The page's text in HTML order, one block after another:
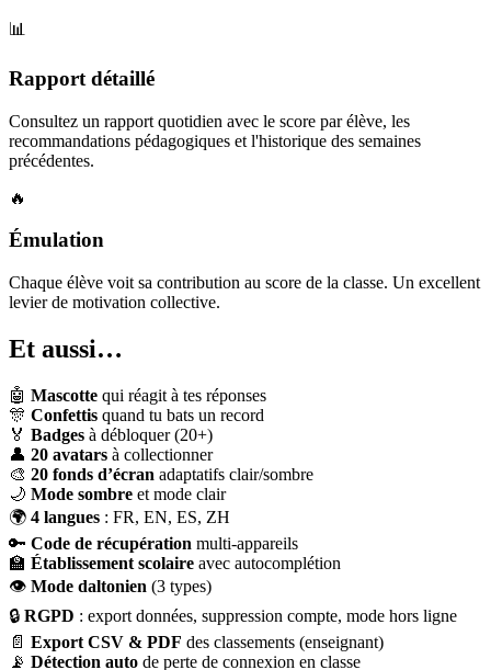
📊
Rapport détaillé
Consultez un rapport quotidien avec le score par élève, les
recommandations pédagogiques et l'historique des semaines
précédentes.
🔥
Émulation
Chaque élève voit sa contribution au score de la classe. Un excellent
levier de motivation collective.
Et aussi…
🤖 Mascotte qui réagit à tes réponses
🎊 Confettis quand tu bats un record
🏅 Badges à débloquer (20+)
👤 20 avatars à collectionner
🎨 20 fonds d’écran adaptatifs clair/sombre
🌙 Mode sombre et mode clair
🌍 4 langues : FR, EN, ES, ZH
🔑 Code de récupération multi-appareils
🏫 Établissement scolaire avec autocomplétion
👁 Mode daltonien (3 types)
🔒 RGPD : export données, suppression compte, mode hors ligne
📄 Export CSV & PDF des classements (enseignant)
📡 Détection auto de perte de connexion en classe